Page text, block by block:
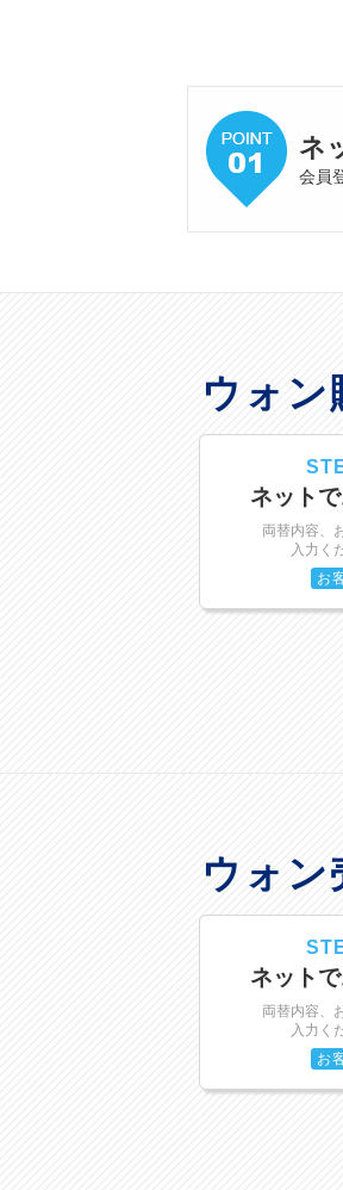
ネ
会員
ウォン
ネット
両替内容、
入力く
お
ウォン
ネット
両替内容、
入力く
お